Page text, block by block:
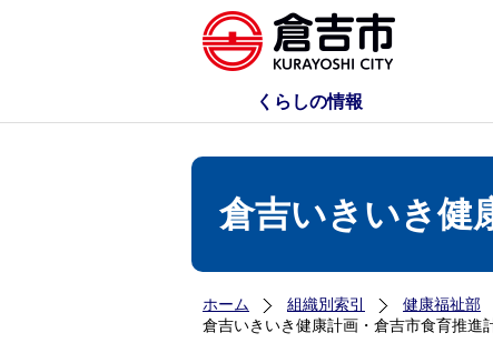
くらしの情報
倉吉いきいき健
ホーム 組織別索引 健康福祉部
倉吉いきいき健康計画・倉吉市食育推進